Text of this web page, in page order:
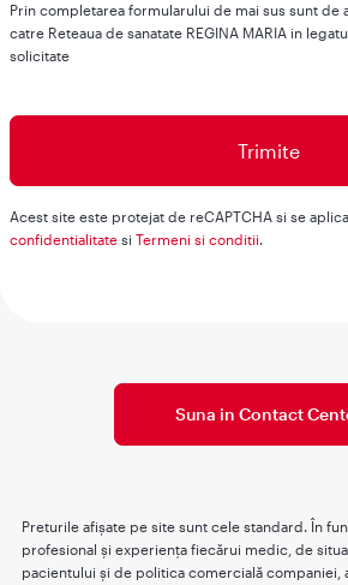
Prin completarea formularului de mai sus sunt de
catre Reteaua de sanatate REGINA MARIA in
solicitate
Acest site este protejat de reCAPTCHA si se aplica
confidentialitate si Termeni si conditii.
Suna in Contact
Preturile afişate pe site sunt cele standard. În
profesional şi experienţa fiecărui medic, de
pacientului şi de politica comercială companiei,